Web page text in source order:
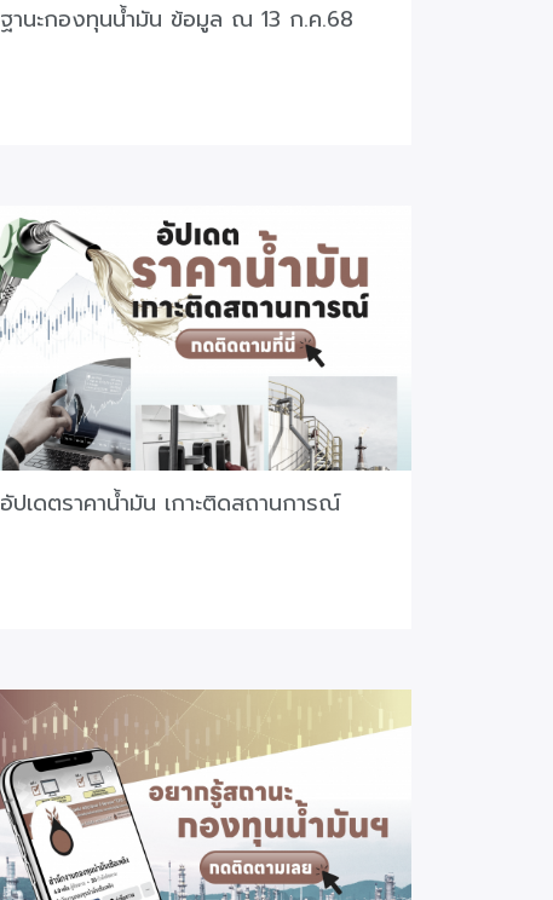
ฐานะกองทุนน้ำมัน ข้อมูล ณ 13 ก.ค.68
อัปเดตราคาน้ำมัน เกาะติดสถานการณ์